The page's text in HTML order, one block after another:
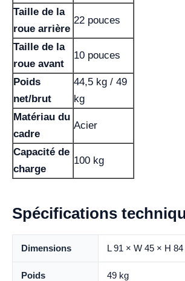
Taille de la
roue arrière
22 pouces
Taille de la
roue avant
10 pouces
Poids
net/brut
44,5 kg / 49
kg
Matériau du
cadre
Acier
Capacité de
charge
100 kg
Spécifications
Dimensions L 91 × W 45 × H
Poids 49 kg